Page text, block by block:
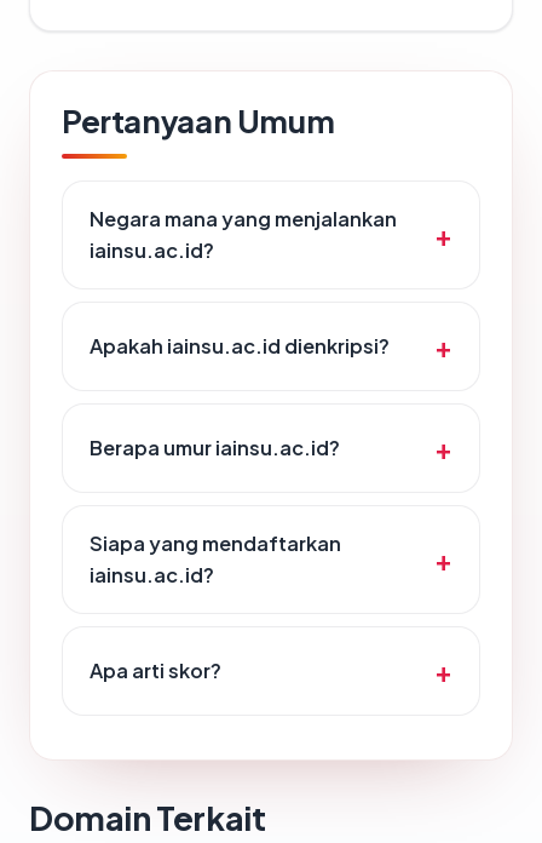
Pertanyaan Umum
Negara mana yang menjalankan
iainsu.ac.id?
Apakah iainsu.ac.id dienkripsi?
Berapa umur iainsu.ac.id?
Siapa yang mendaftarkan
iainsu.ac.id?
Apa arti skor?
Domain Terkait